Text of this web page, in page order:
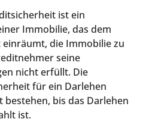
ist ein
Immobilie, das dem
einräumt, die Immobilie zu
seine
nicht erfüllt. Die
für ein Darlehen
bis das Darlehen
ist.